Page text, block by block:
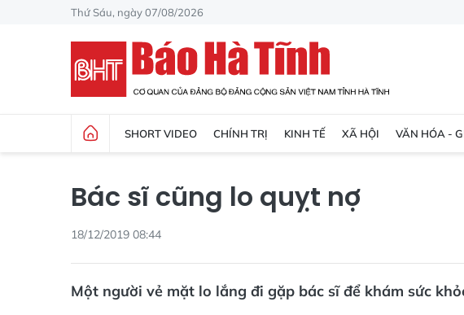
Thứ Sáu, ngày 07/08/2026
SHORT VIDEO CHÍNH TRỊ KINH TẾ XÃ HỘI VĂN HÓA -
Bác sĩ cũng lo quỵt nợ
18/12/2019 08:44
Một người vẻ mặt lo lắng đi gặp bác sĩ để khám sức